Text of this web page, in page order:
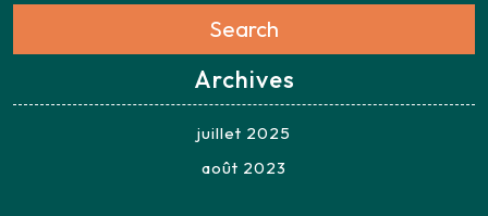
Search
Archives
juillet 2025
août 2023